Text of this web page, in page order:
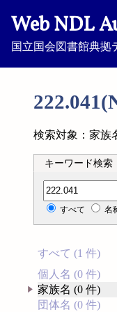
Web NDL
国立国会図書館典拠
検索対象：家族
キーワード検索
分類記号検索
すべて 名
すべて (1 件)
個人名 (0 件)
家族名 (0 件)
団体名 (0 件)